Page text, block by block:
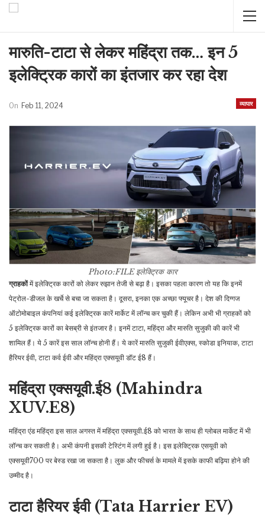
मारुति-टाटा से लेकर महिंद्रा तक… इन 5
इलेक्ट्रिक कारों का इंतजार कर रहा देश
व्यापार
On Feb 11, 2024
Photo:FILEइलेक्ट्रिक कार
ग्राहकोंमें इलेक्ट्रिक कारों को लेकर रुझान तेजी से बढ़ा है। इसका पहला कारण तो यह कि इनमें
पेट्रोल-डीजल के खर्चे से बचा जा सकता है। दूसरा, इनका एक अच्छा फ्यूचर है। देश की दिग्गज
ऑटोमोबाइल कंपनियां कई इलेक्ट्रिक कारें मार्केट में लॉन्च कर चुकी हैं। लेकिन अभी भी ग्राहकों को
5 इलेक्ट्रिक कारों का बेसब्री से इंतजार है। इनमें टाटा, महिंद्रा और मारुति सुजुकी की कारें भी
शामिल हैं। ये 5 कारें इस साल लॉन्च होनी हैं। ये कारें मारुति सुजुकी ईवीएक्स, स्कोडा इनियाक, टाटा
हैरियर ईवी, टाटा कर्व ईवी और महिंद्रा एक्सयूवी डॉट ई8 हैं।
महिंद्रा एक्सयूवी.ई8 (Mahindra
XUV.E8)
महिंद्रा एंड महिंद्रा इस साल अगस्त में महिंद्रा एक्सयूवी.ई8 को भारत के साथ ही ग्लोबल मार्केट में भी
लॉन्च कर सकती है। अभी कंपनी इसकी टेस्टिंग में लगी हुई है। इस इलेक्ट्रिक एसयूवी को
एक्सयूवी700 पर बेस्ड रखा जा सकता है। लुक और फीचर्स के मामले में इसके काफी बढ़िया होने की
उम्मीद है।
टाटा हैरियर ईवी (Tata Harrier EV)